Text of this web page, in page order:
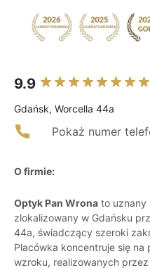
9.9
Gdańsk, Worcella 44a
Pokaż numer
O firmie:
Optyk Pan Wrona to uznany
zlokalizowany w Gdańsku
44a, świadczący szeroki
Placówka koncentruje się
wzroku, realizowanych